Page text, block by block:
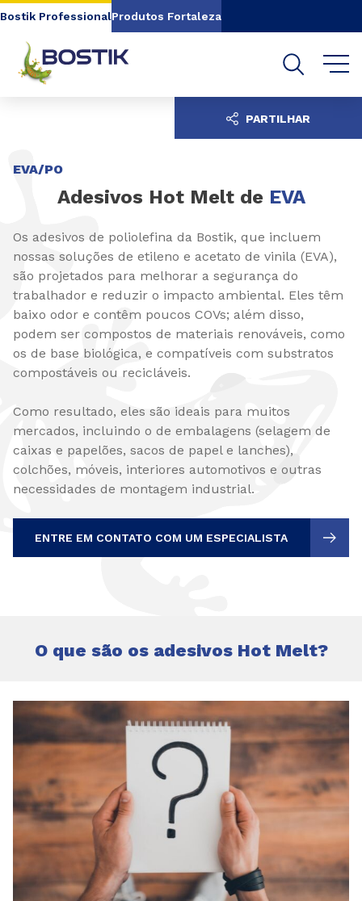
Go to content Go to navigation
Bostik ProfessionalProdutos Fortaleza
EVA/PO
Adesivos Hot Melt de EVA
Os adesivos de poliolefina da Bostik, que incluem
nossas soluções de etileno e acetato de vinila (EVA),
são projetados para melhorar a segurança do
trabalhador e reduzir o impacto ambiental. Eles têm
baixo odor e contêm poucos COVs; além disso,
podem ser compostos de materiais renováveis, como
os de base biológica, e compatíveis com substratos
compostáveis ou recicláveis.
Como resultado, eles são ideais para muitos
mercados, incluindo o de embalagens (selagem de
caixas e papelões, sacos de papel e lanches),
colchões, móveis, interiores automotivos e outras
necessidades de montagem industrial.
ENTRE EM CONTATO COM UM ESPECIALISTA
PARTILHAR
O que são os adesivos Hot Melt?